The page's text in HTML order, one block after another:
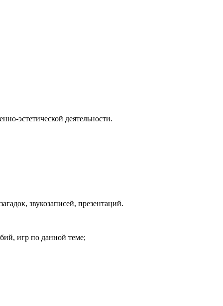
эстетической деятельности.
звукозаписей, презентаций.
игр по данной теме;